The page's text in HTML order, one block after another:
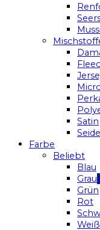
Satin
Seide
Farbe
Beliebt
Blau
Grau
Grün
Rot
Weiß